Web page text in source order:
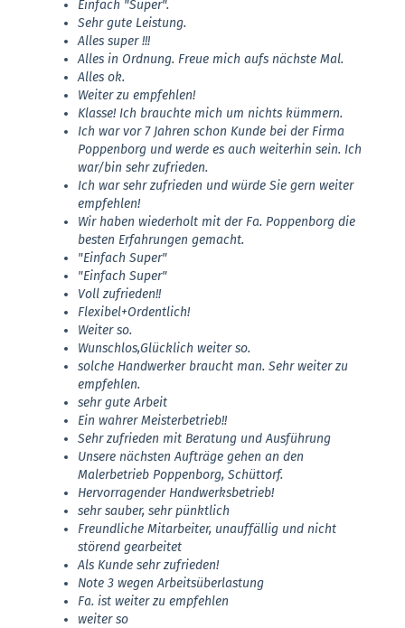
Einfach "Super".
Sehr gute Leistung.
Alles super !!!
Alles in Ordnung. Freue mich aufs nächste Mal.
Alles ok.
Weiter zu empfehlen!
Klasse! Ich brauchte mich um nichts kümmern.
Ich war vor 7 Jahren schon Kunde bei der Firma
Poppenborg und werde es auch weiterhin sein. Ich
war/bin sehr zufrieden.
Ich war sehr zufrieden und würde Sie gern weiter
empfehlen!
Wir haben wiederholt mit der Fa. Poppenborg die
besten Erfahrungen gemacht.
"Einfach Super"
"Einfach Super"
Voll zufrieden!!
Flexibel+Ordentlich!
Weiter so.
Wunschlos,Glücklich weiter so.
solche Handwerker braucht man. Sehr weiter zu
empfehlen.
sehr gute Arbeit
Ein wahrer Meisterbetrieb!!
Sehr zufrieden mit Beratung und Ausführung
Unsere nächsten Aufträge gehen an den
Malerbetrieb Poppenborg, Schüttorf.
Hervorragender Handwerksbetrieb!
sehr sauber, sehr pünktlich
Freundliche Mitarbeiter, unauffällig und nicht
störend gearbeitet
Als Kunde sehr zufrieden!
Note 3 wegen Arbeitsüberlastung
Fa. ist weiter zu empfehlen
weiter so